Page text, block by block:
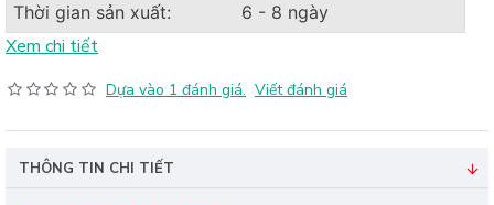
Thời gian sản xuất:
6 - 8 ngày
Xem chi tiết
Dựa vào 1 đánh giá. Viết đánh giá
THÔNG TIN CHI TIẾT